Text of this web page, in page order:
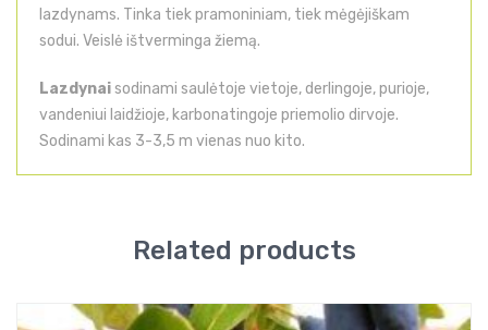
lazdynams. Tinka tiek pramoniniam, tiek mėgėjiškam
sodui. Veislė ištverminga žiemą.
Lazdynaisodinami saulėtoje vietoje, derlingoje, purioje,
vandeniui laidžioje, karbonatingoje priemolio dirvoje.
Sodinami kas 3-3,5 m vienas nuo kito.
Related products